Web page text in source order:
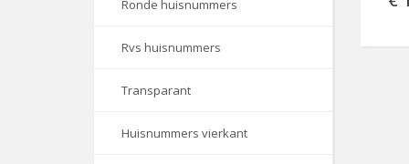
Ronde huisnummers
Rvs huisnummers
Transparant
Huisnummers vierkant